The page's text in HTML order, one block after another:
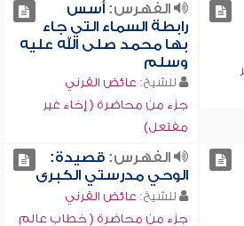
الفهرس:أسس
رابطة السماء التي جاء
بها محمد صلى الله عليه
وسلم
للشيخ: عائض القرني
جزء من محاضرة ( إخاء غير
مفتعل)
الفهرس:قصيدة:
الوحي مدرستي الكبرى
للشيخ: عائض القرني
جزء من محاضرة ( خطاب عالم